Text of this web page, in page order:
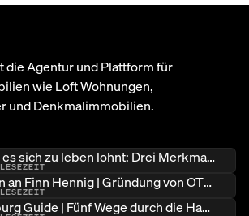
die Agentur und Plattform für
wie Loft Wohnungen,
und Denkmalimmobilien.
Worin es sich zu leben lohnt: Drei Merkmale besonderer Immobilien
Fragen an Finn Hennig | Gründung von OTHERHOMES
Hamburg Guide | Fünf Wege durch die Hamburger Architekturlandschaft